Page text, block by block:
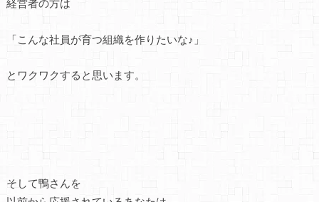
経営者の方は
「こんな社員が育つ組織を作りたいな♪」
とワクワクすると思います。
そして鴨さんを